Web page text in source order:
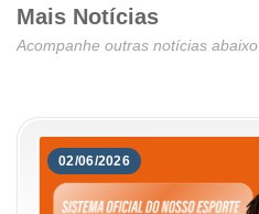
Mais Notícias
Acompanhe outras notícias abaixo
02/06/2026